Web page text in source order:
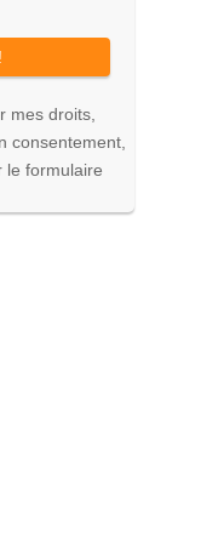
mes droits,
consentement,
le formulaire